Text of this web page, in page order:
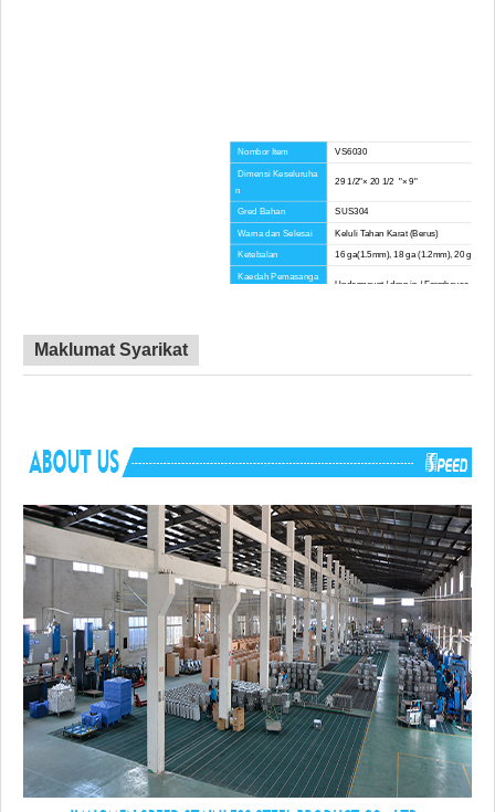
Nombor Item VS6030
Dimensi Keseluruha
n
29 1/2"× 20 1/2 "× 9"
Gred Bahan SUS304
Warna dan Selesai Keluli Tahan Karat (Berus)
Ketebalan 16 ga(1.5mm), 18 ga (1.2mm), 20
Kaedah Pemasanga
Undermount / drop in / Farmhouse-
Maklumat Syarikat